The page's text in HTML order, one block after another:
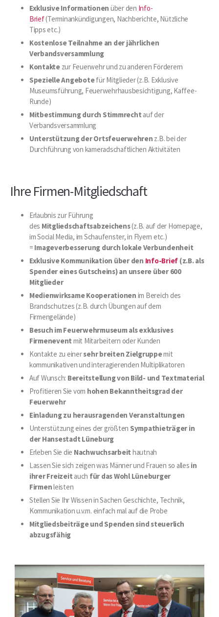
Exklusive Informationen über den Info-
Brief(Terminankündigungen, Nachberichte, Nützliche
Tipps etc.)
Kostenlose Teilnahme an der jährlichen
Verbandsversammlung
Kontaktezur Feuerwehr und zu anderen Förderern
Spezielle Angebotefür Mitglieder (z.B. Exklusive
Museumsführung, Feuerwehrhausbesichtigung, Kaffee-
Runde)
Mitbestimmung durch Stimmrecht auf der
Verbandsversammlung
Unterstützung der Ortsfeuerwehren z.B. bei der
Durchführung von kameradschaftlichen Aktivitäten
Ihre Firmen-Mitgliedschaft
Erlaubnis zur Führung
des Mitgliedschaftsabzeichens(z.B. auf der Homepage,
im Social Media, im Schaufenster, in Flyern etc.)
= Imageverbesserung durch lokale Verbundenheit
Exklusive Kommunikation über den Info-Brief (z.B. als
Spender eines Gutscheins) an unsere über 600
Mitglieder
Medienwirksame Kooperationen im Bereich des
Brandschutzes (z.B. durch Übungen auf dem
Firmengelände)
Besuch im Feuerwehrmuseum als exklusives
Firmenevent mit Mitarbeitern oder Kunden
Kontakte zu einersehr breiten Zielgruppemit
kommunikativen und interagierenden Multiplikatoren
Auf Wunsch: Bereitstellung von Bild- und Textmaterial
Profitieren Sie vom hohen Bekanntheitsgrad der
Feuerwehr
Einladung zu herausragenden Veranstaltungen
Unterstützung eines der größten Sympathieträger in
der Hansestadt Lüneburg
Erleben Sie die Nachwuchsarbeit hautnah
Lassen Sie sich zeigen was Männer und Frauen so alles in
ihrer Freizeit auch für das Wohl Lüneburger
Firmenleisten
Stellen Sie Ihr Wissen in Sachen Geschichte, Technik,
Kommunikation u.v.m. einfach mal auf die Probe
Mitgliedsbeiträge und Spenden sind steuerlich
abzugsfähig